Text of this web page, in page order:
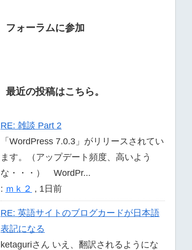
フォーラムに参加
最近の投稿はこちら。
RE: 雑談 Part 2
「WordPress 7.0.3」がリリースされてい
ます。（アップデート頻度、高いよう
な・・・） WordPr...
: ｍｋ２ , 1日前
RE: 英語サイトのブログカードが日本語
表記になる
ketaguriさん いえ、翻訳されるようにな